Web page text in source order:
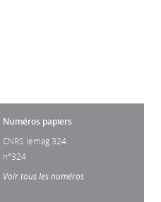
Numéros papiers
CNRS lemag 324
n°324
Voir tous les numéros